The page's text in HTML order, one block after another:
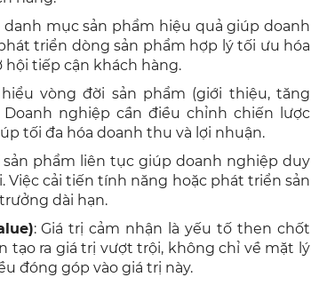
danh mục sản phẩm hiệu quả giúp doanh
triển dòng sản phẩm hợp lý tối ưu hóa
tiếp cận khách hàng.
hiểu vòng đời sản phẩm (giới thiệu, tăng
nghiệp cần điều chỉnh chiến lược
tối đa hóa doanh thu và lợi nhuận.
sản phẩm liên tục giúp doanh nghiệp duy
cải tiến tính năng hoặc phát triển sản
dài hạn.
: Giá trị cảm nhận là yếu tố then chốt
tạo ra giá trị vượt trội, không chỉ về mặt lý
đóng góp vào giá trị này.